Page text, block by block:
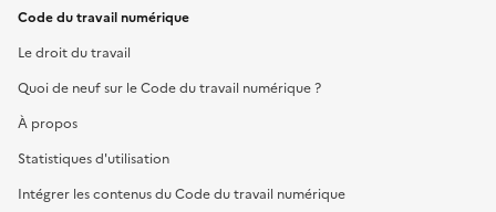
Code du travail numérique
Le droit du travail
Quoi de neuf sur le Code du travail numérique ?
À propos
Statistiques d'utilisation
Intégrer les contenus du Code du travail numérique